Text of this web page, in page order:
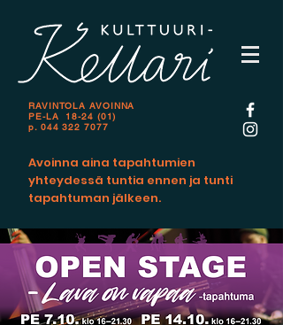
RAVINTOLA AVOINNA
PE-LA 18-24 (01)
p. 044 322 7077
Avoinna aina tapahtumien
yhteydessä tuntia ennen ja tunti
tapahtuman jälkeen.